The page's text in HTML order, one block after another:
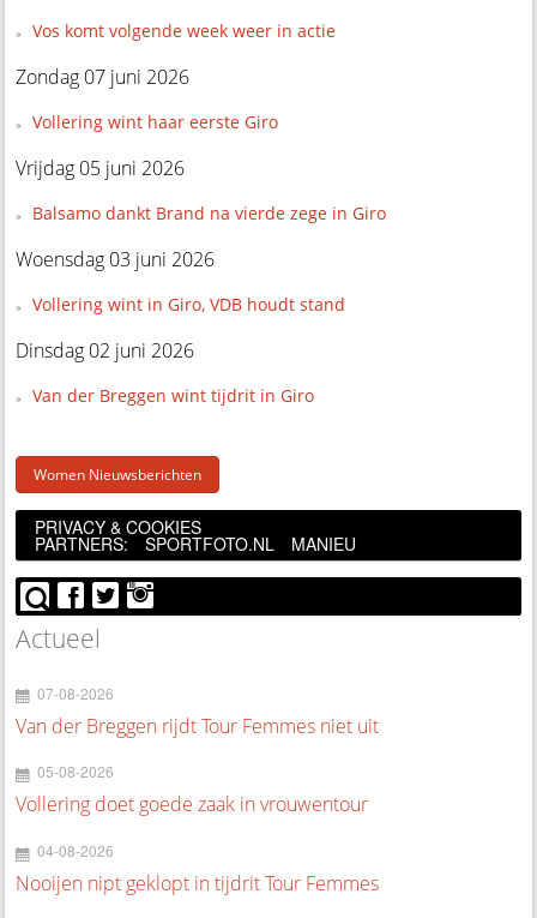
Vos komt volgende week weer in actie
Zondag 07 juni 2026
Vollering wint haar eerste Giro
Vrijdag 05 juni 2026
Balsamo dankt Brand na vierde zege in Giro
Woensdag 03 juni 2026
Vollering wint in Giro, VDB houdt stand
Dinsdag 02 juni 2026
Van der Breggen wint tijdrit in Giro
Women Nieuwsberichten
PRIVACY & COOKIES
PARTNERS: SPORTFOTO.NL MANIEU
Actueel
07-08-2026
Van der Breggen rijdt Tour Femmes niet uit
05-08-2026
Vollering doet goede zaak in vrouwentour
04-08-2026
Nooijen nipt geklopt in tijdrit Tour Femmes